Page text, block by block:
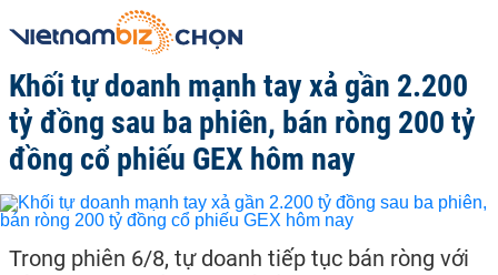
Khối tự doanh mạnh tay xả gần 2.200
tỷ đồng sau ba phiên, bán ròng 200 tỷ
đồng cổ phiếu GEX hôm nay
Trong phiên 6/8, tự doanh tiếp tục bán ròng với